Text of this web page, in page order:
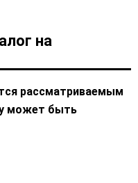
на
рассматриваемым
может быть